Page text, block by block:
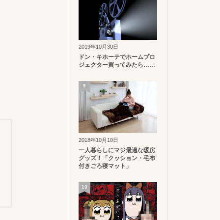
2019年10月30日
ドン・キホーテでホームプロ
ジェクター買ってみたら……
2018年10月10日
一人暮らしにマジ最適な暖房
グッズ！「クッション・毛布
付きごろ寝マット」
9
10